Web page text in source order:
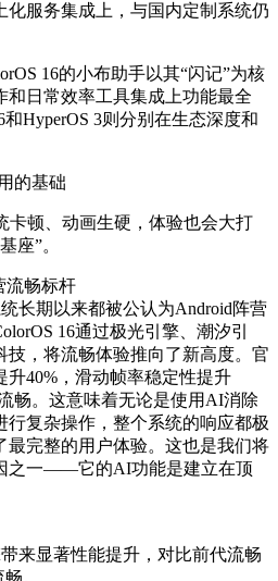
化服务集成上，与国内定制系统仍
16的小布助手以其“闪记”为核
和日常效率工具集成上功能最全
HyperOS 3则分别在生态深度和
的基础
卡顿、动画生硬，体验也会大打
座”。
流畅标杆
长期以来都被公认为Android阵营
16通过极光引擎、潮汐引
技，将流畅体验推向了新高度。官
40%，滑动帧率稳定性提升
畅。这意味着无论是使用AI消除
行复杂操作，整个系统的响应都极
最完整的用户体验。这也是我们将
之一——它的AI功能是建立在顶
来显著性能提升，对比前代流畅